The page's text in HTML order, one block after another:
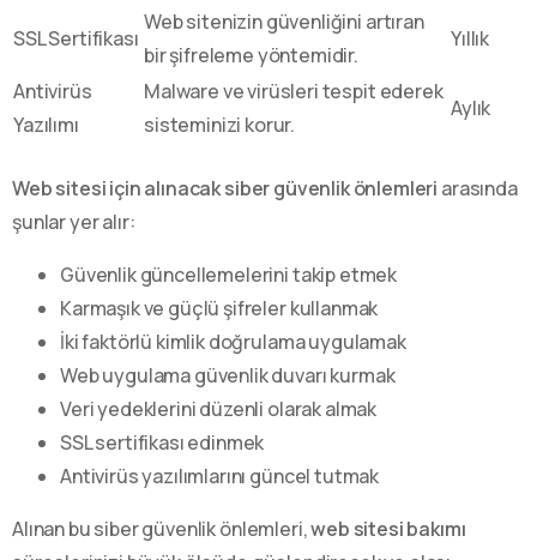
SSL Sertifikası
Web sitenizin güvenliğini artıran
bir şifreleme yöntemidir.
Yıllık
Antivirüs
Yazılımı
Malware ve virüsleri tespit ederek
sisteminizi korur.
Aylık
Web sitesi için alınacak siber güvenlik önlemleri arasında
şunlar yer alır:
Güvenlik güncellemelerini takip etmek
Karmaşık ve güçlü şifreler kullanmak
İki faktörlü kimlik doğrulama uygulamak
Web uygulama güvenlik duvarı kurmak
Veri yedeklerini düzenli olarak almak
SSL sertifikası edinmek
Antivirüs yazılımlarını güncel tutmak
Alınan bu siber güvenlik önlemleri,web sitesi bakımı